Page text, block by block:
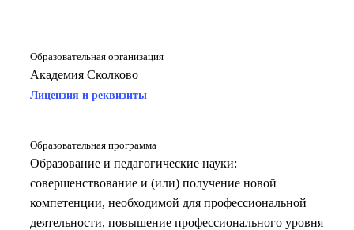
Образовательная организация
Академия Сколково
Лицензия и реквизиты
Образовательная программа
Образование и педагогические науки:
совершенствование и (или) получение новой
компетенции, необходимой для профессиональной
деятельности, повышение профессионального уровня